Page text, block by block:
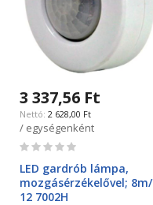
3 337,56 Ft
2 628,00 Ft
/ egységenként
Rating:
LED gardrób lámpa,
mozgásérzékelővel; 8m/
12 7002H